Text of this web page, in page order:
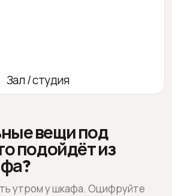
Зал / студия
вещи под
подойдёт из
утром у шкафа. Оцифруйте